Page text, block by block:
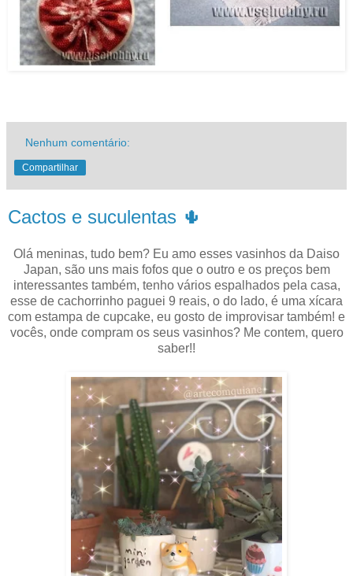
Nenhum comentário:
Compartilhar
Cactos e suculentas 🌵
Olá meninas, tudo bem? Eu amo esses vasinhos da Daiso
Japan, são uns mais fofos que o outro e os preços bem
interessantes também, tenho vários espalhados pela casa,
esse de cachorrinho paguei 9 reais, o do lado, é uma xícara
com estampa de cupcake, eu gosto de improvisar também! e
vocês, onde compram os seus vasinhos? Me contem, quero
saber!!